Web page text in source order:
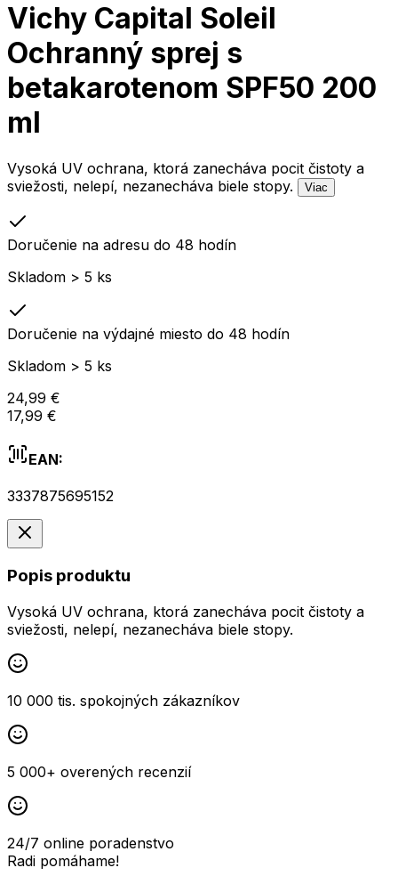
Vichy Capital Soleil
Ochranný sprej s
betakarotenom SPF50 200
ml
Vysoká UV ochrana, ktorá zanecháva pocit čistoty a
sviežosti, nelepí, nezanecháva biele stopy.
Viac
Doručenie na adresu do 48 hodín
Skladom > 5 ks
Doručenie na výdajné miesto do 48 hodín
Skladom > 5 ks
24,99 €
17,99 €
EAN:
3337875695152
Popis produktu
Vysoká UV ochrana, ktorá zanecháva pocit čistoty a
sviežosti, nelepí, nezanecháva biele stopy.
10 000 tis. spokojných zákazníkov
5 000+ overených recenzií
24/7 online poradenstvo
Radi pomáhame!